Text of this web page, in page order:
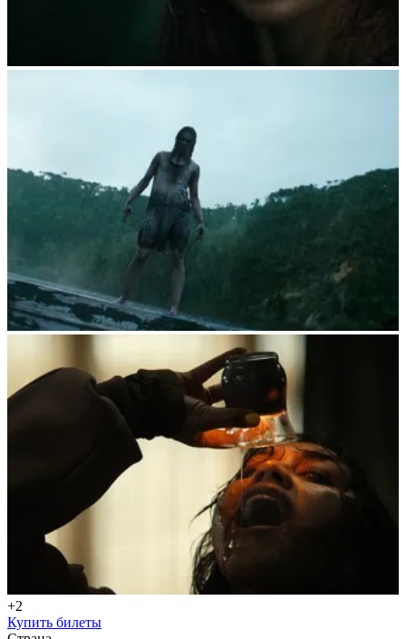
+2
Купить билеты